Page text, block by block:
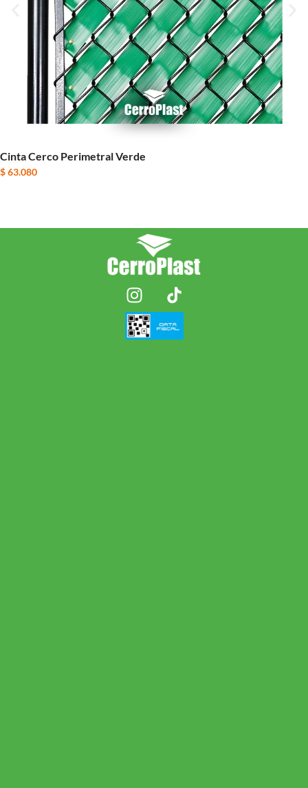
Cinta Cerco Perimetral Verde
$63.080